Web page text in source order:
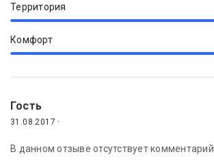
Территория
Комфорт
Гость
31.08.2017 ·
В данном отзыве отсутствует комментарий